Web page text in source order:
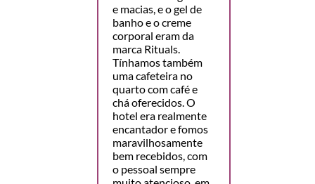
e macias, e o gel de
banho e o creme
corporal eram da
marca Rituals.
Tínhamos também
uma cafeteira no
quarto com café e
chá oferecidos. O
hotel era realmente
encantador e fomos
maravilhosamente
bem recebidos, com
o pessoal sempre